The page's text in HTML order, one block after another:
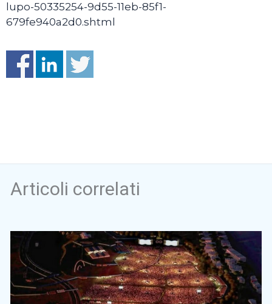
lupo-50335254-9d55-11eb-85f1-
679fe940a2d0.shtml
Articoli correlati